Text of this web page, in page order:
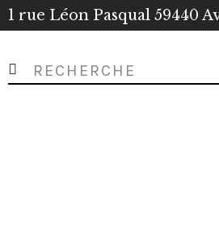
1 rue Léon Pasqual 59440